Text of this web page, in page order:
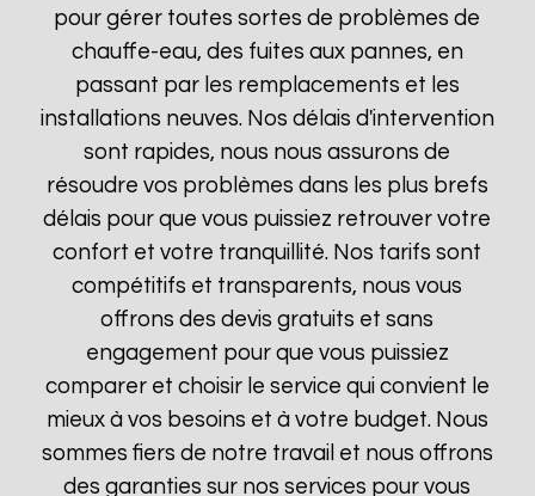
pour gérer toutes sortes de problèmes de
chauffe-eau, des fuites aux pannes, en
passant par les remplacements et les
installations neuves. Nos délais d'intervention
sont rapides, nous nous assurons de
résoudre vos problèmes dans les plus brefs
délais pour que vous puissiez retrouver votre
confort et votre tranquillité. Nos tarifs sont
compétitifs et transparents, nous vous
offrons des devis gratuits et sans
engagement pour que vous puissiez
comparer et choisir le service qui convient le
mieux à vos besoins et à votre budget. Nous
sommes fiers de notre travail et nous offrons
des garanties sur nos services pour vous